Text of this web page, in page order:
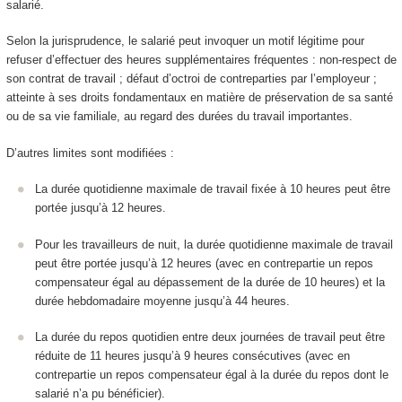
salarié.
Selon la jurisprudence, le salarié peut invoquer un motif légitime pour
refuser d’effectuer des heures supplémentaires fréquentes : non-respect de
son contrat de travail ; défaut d’octroi de contreparties par l’employeur ;
atteinte à ses droits fondamentaux en matière de préservation de sa santé
ou de sa vie familiale, au regard des durées du travail importantes.
D’autres limites sont modifiées :
La durée quotidienne maximale de travail fixée à 10 heures peut être
portée jusqu’à 12 heures.
Pour les travailleurs de nuit, la durée quotidienne maximale de travail
peut être portée jusqu’à 12 heures (avec en contrepartie un repos
compensateur égal au dépassement de la durée de 10 heures) et la
durée hebdomadaire moyenne jusqu’à 44 heures.
La durée du repos quotidien entre deux journées de travail peut être
réduite de 11 heures jusqu’à 9 heures consécutives (avec en
contrepartie un repos compensateur égal à la durée du repos dont le
salarié n’a pu bénéficier).